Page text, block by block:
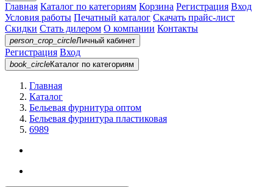
Главная Каталог по категориям Корзина Регистрация Вход
Условия работы Печатный каталог Скачать прайс-лист
Скидки Стать дилером О компании Контакты
person_crop_circleЛичный кабинет
Регистрация Вход
book_circleКаталог по категориям
Главная
Каталог
Бельевая фурнитура оптом
Бельевая фурнитура пластиковая
6989